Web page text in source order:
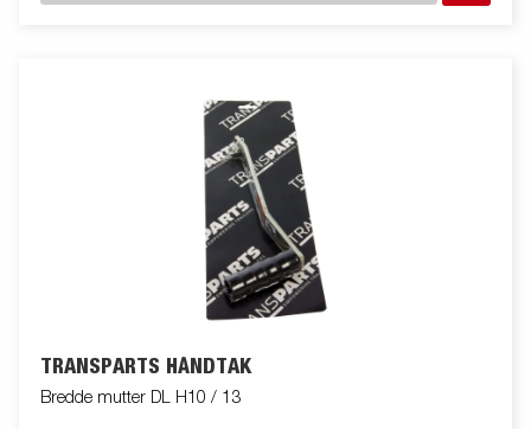
TRANSPARTS HÅNDTAK
Bredde mutter DL H10 / 13